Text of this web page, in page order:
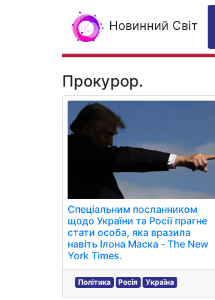
Новинний Світ
Прокурор.
Спеціальним посланником
щодо України та Росії прагне
стати особа, яка вразила
навіть Ілона Маска - The New
York Times.
Політика Росія Україна